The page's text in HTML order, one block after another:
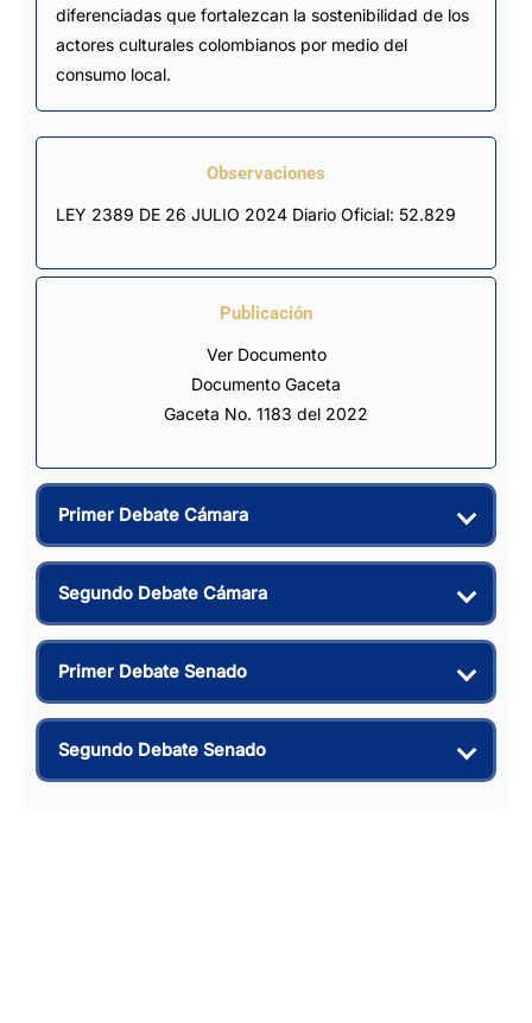
diferenciadas que fortalezcan la sostenibilidad de los
actores culturales colombianos por medio del
consumo local.
Observaciones
LEY 2389 DE 26 JULIO 2024 Diario Oficial: 52.829
Publicación
Ver Documento
Documento Gaceta
Gaceta No. 1183 del 2022
Primer Debate Cámara
Segundo Debate Cámara
Primer Debate Senado
Segundo Debate Senado